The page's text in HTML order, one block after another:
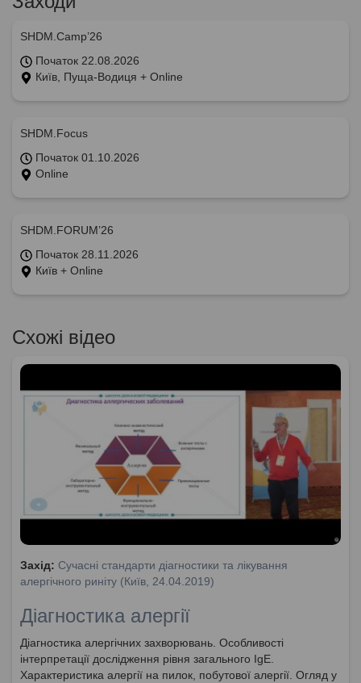
SHDM.Camp’26
Початок 22.08.2026
Київ, Пуща-Водиця + Online
SHDM.Focus
Початок 01.10.2026
Online
SHDM.FORUM’26
Початок 28.11.2026
Київ + Online
Схожі відео
Захід: Сучасні стандарти діагностики та лікування
алергічного риніту (Київ, 24.04.2019)
Діагностика алергії
Діагностика алергічних захворювань. Особливості
інтерпретації дослідження рівня загального IgE.
Характеристика алергії на пилок, побутової алергії. Огляд у